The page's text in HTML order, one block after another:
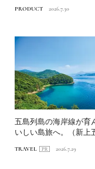
PRODUCT 2026.7.30
五島列島の海岸線が育
いしい島旅へ。（新上
TRAVEL 2026.7.29